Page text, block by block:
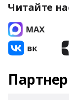
Читайте